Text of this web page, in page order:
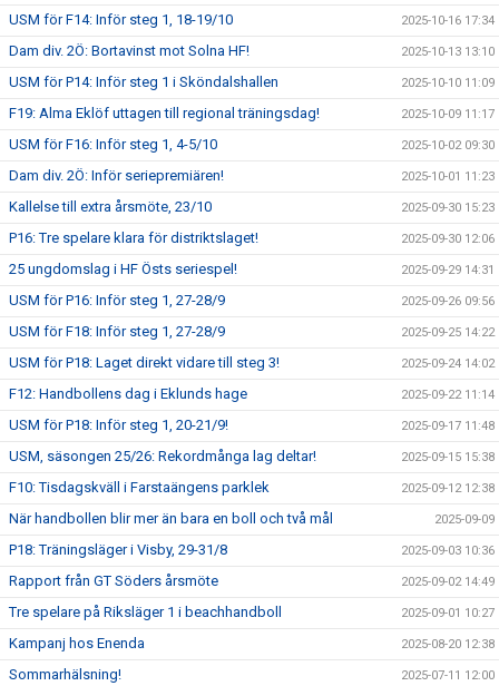
USM för F14: Inför steg 1, 18-19/10 2025-10-16 17:34
Dam div. 2Ö: Bortavinst mot Solna HF! 2025-10-13 13:10
USM för P14: Inför steg 1 i Sköndalshallen 2025-10-10 11:09
F19: Alma Eklöf uttagen till regional träningsdag! 2025-10-09 11:17
USM för F16: Inför steg 1, 4-5/10 2025-10-02 09:30
Dam div. 2Ö: Inför seriepremiären! 2025-10-01 11:23
Kallelse till extra årsmöte, 23/10 2025-09-30 15:23
P16: Tre spelare klara för distriktslaget! 2025-09-30 12:06
25 ungdomslag i HF Östs seriespel! 2025-09-29 14:31
USM för P16: Inför steg 1, 27-28/9 2025-09-26 09:56
USM för F18: Inför steg 1, 27-28/9 2025-09-25 14:22
USM för P18: Laget direkt vidare till steg 3! 2025-09-24 14:02
F12: Handbollens dag i Eklunds hage 2025-09-22 11:14
USM för P18: Inför steg 1, 20-21/9! 2025-09-17 11:48
USM, säsongen 25/26: Rekordmånga lag deltar! 2025-09-15 15:38
F10: Tisdagskväll i Farstaängens parklek 2025-09-12 12:38
När handbollen blir mer än bara en boll och två mål 2025-09-09
P18: Träningsläger i Visby, 29-31/8 2025-09-03 10:36
Rapport från GT Söders årsmöte 2025-09-02 14:49
Tre spelare på Riksläger 1 i beachhandboll 2025-09-01 10:27
Kampanj hos Enenda 2025-08-20 12:38
Sommarhälsning! 2025-07-11 12:00